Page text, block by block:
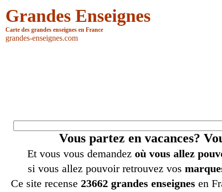
Grandes Enseignes
Carte des grandes enseignes en France
grandes-enseignes.com
Vous partez en vacances?
Et vous vous demandez où vous allez
si vous allez pouvoir retrouvez vos
Ce site recense 23662 grandes enseignes en